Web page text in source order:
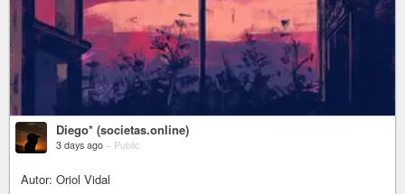
Diego* (societas.online)
3 days ago – Public
Autor: Oriol Vidal